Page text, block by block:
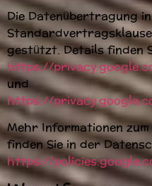
Die Datenübertragung
gestützt. Details finden
https://
und
https://
Mehr Informationen
finden Sie in der
https://